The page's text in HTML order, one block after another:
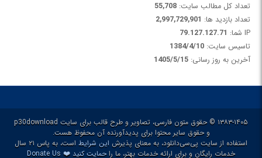
تعداد کل مطالب سایت: 55,708
تعداد بازدید ها: 2,997,729,901
IP شما:
79.127.127.71
تاسیس سایت: 1384/4/10
آخرین به روز رسانی: 1405/5/15
۱۳۸۳-۱۴۰۵ © حقوق متون فارسی، تصاویر و طرح قالب برای سایت p30download
و حقوق سایر محتوا برای پدیدآورنده آن محفوظ هست.
استفاده از سایت پی‌سی‌دانلود، به معنای پذیرش این شرایط
است، به پاس ۲۱ سال
خدمات رایگان و برای ارائه خدمات بهتر، ما راحمایت کنید ❤️